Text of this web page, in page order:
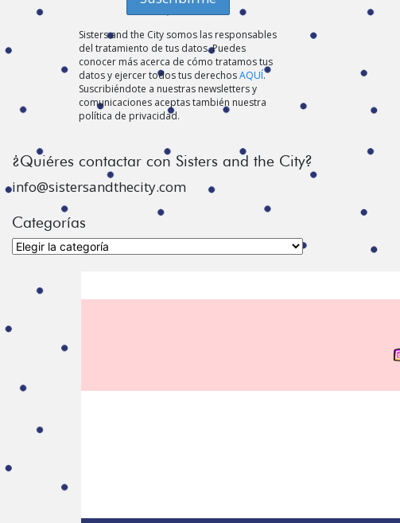
Sisters and the City somos las responsables
del tratamiento de tus datos. Puedes
conocer más acerca de cómo tratamos tus
datos y ejercer todos tus derechosAQUÍ.
Suscribiéndote a nuestras newsletters y
comunicaciones aceptas también nuestra
política de privacidad.
¿Quiéres contactar con Sisters and the City?
info@sistersandthecity.com
Categorías
Categorías